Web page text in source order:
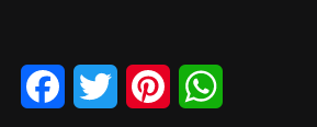
Facebook
Twitter Pinterest